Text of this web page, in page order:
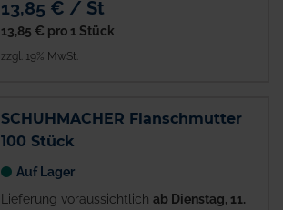
13,85 € / St
13,85 € pro 1 Stück
zzgl. 19% MwSt.
SCHUHMACHER Flanschmutter
100 Stück
Auf Lager
Lieferung voraussichtlich ab Dienstag, 11.